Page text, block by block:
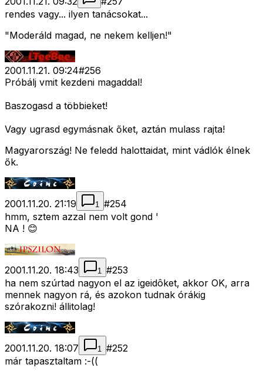
rendes vagy... ilyen tanácsokat...
"Moderáld magad, ne nekem kelljen!"
2001.11.21. 09:24#256
Próbálj vmit kezdeni magaddal!
Baszogasd a többieket!
Vagy ugrasd egymásnak őket, aztán mulass rajta!
Magyarország! Ne feledd halottaidat, mint vádlók élnek
ők.
2001.11.20. 21:19 1 #254
hmm, sztem azzal nem volt gond '
NA ! 😊
2001.11.20. 18:43 1 #253
ha nem szúrtad nagyon el az igeidôket, akkor OK, arra
mennek nagyon rá, és azokon tudnak órákig
szórakozni! állitolag!
2001.11.20. 18:07 1 #252
már tapasztaltam :-((